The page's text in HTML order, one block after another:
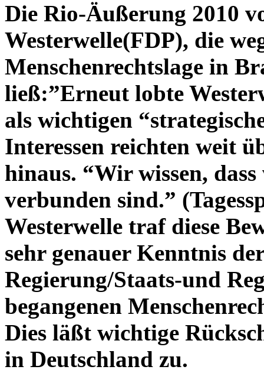
Die Rio-Äußerung 2010
Westerwelle(FDP), die
Menschenrechtslage in
ließ:”Erneut lobte
als wichtigen
Interessen reichten weit
hinaus. “Wir wissen,
verbunden sind.”
Westerwelle traf diese
sehr genauer Kenntnis
Regierung/Staats-und
begangenen
Dies läßt wichtige
in Deutschland zu.